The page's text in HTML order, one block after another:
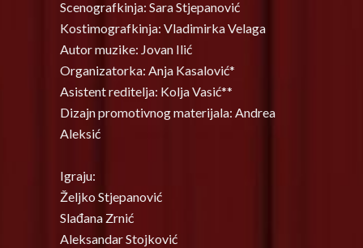
Scenografkinja: Sara Stjepanović
Kostimografkinja: Vladimirka Velaga
Autor muzike: Jovan Ilić
Organizatorka: Anja Kasalović*
Asistent reditelja: Kolja Vasić**
Dizajn promotivnog materijala: Andrea
Aleksić
Igraju:
Željko Stjepanović
Slađana Zrnić
Aleksandar Stojković